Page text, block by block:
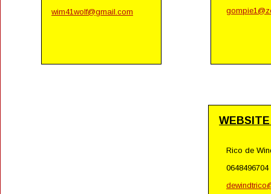
wim41wolf@gmail.com
Rico de
0648496704